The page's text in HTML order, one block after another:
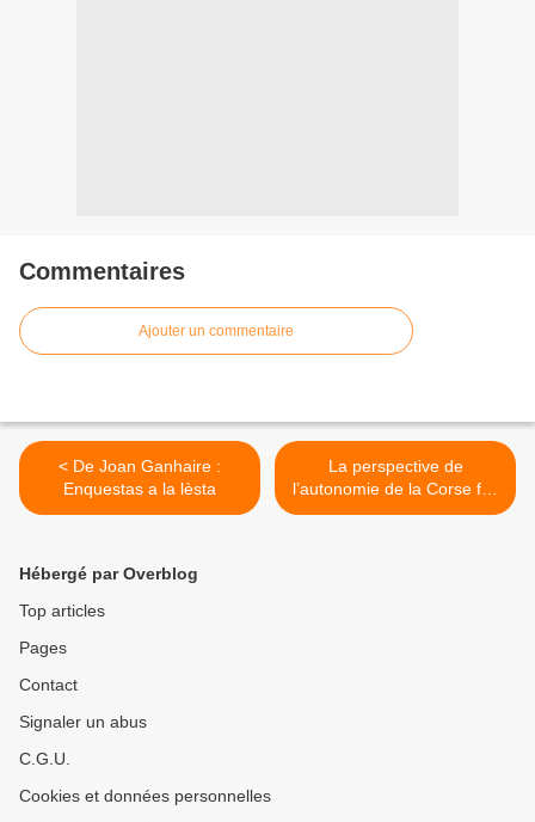
Commentaires
Ajouter un commentaire
< De Joan Ganhaire :
Enquestas a la lèsta
La perspective de
l’autonomie de la Corse fait
tache d’huile, publié hier,
Hébergé par Overblog
Top articles
Pages
Contact
Signaler un abus
C.G.U.
Cookies et données personnelles